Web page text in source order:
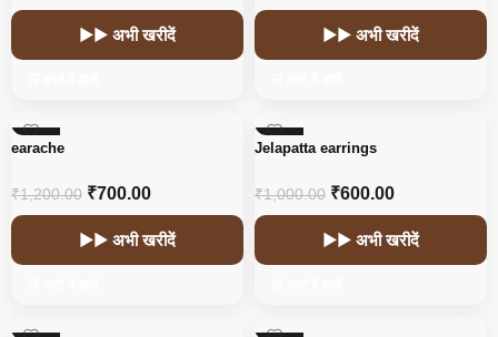
▶▶ अभी खरीदें ▶▶ अभी खरीदें
earache
₹1,200.00 ₹700.00
▶▶ अभी खरीदें
-40%
Jelapatta earrings
₹1,000.00 ₹600.00
▶▶ अभी खरीदें